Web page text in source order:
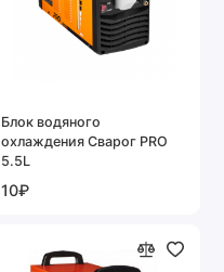
Блок водяного
охлаждения Сварог PRO
5.5L
10₽